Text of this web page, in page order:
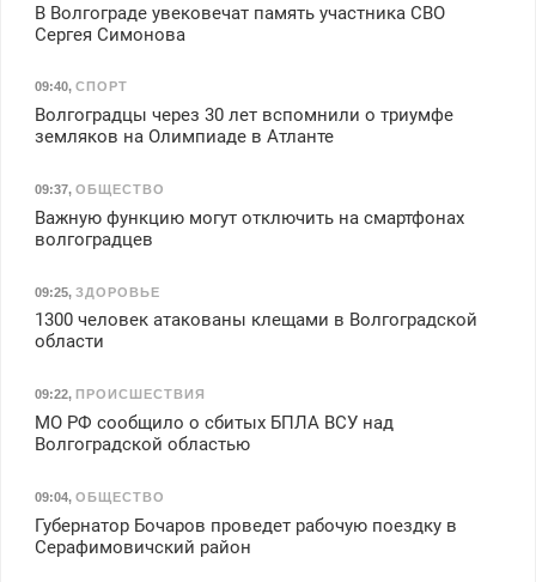
В Волгограде увековечат память участника СВО
Сергея Симонова
09:40, СПОРТ
Волгоградцы через 30 лет вспомнили о триумфе
земляков на Олимпиаде в Атланте
09:37, ОБЩЕСТВО
Важную функцию могут отключить на смартфонах
волгоградцев
09:25, ЗДОРОВЬЕ
1300 человек атакованы клещами в Волгоградской
области
09:22, ПРОИСШЕСТВИЯ
МО РФ сообщило о сбитых БПЛА ВСУ над
Волгоградской областью
09:04, ОБЩЕСТВО
Губернатор Бочаров проведет рабочую поездку в
Серафимовичский район